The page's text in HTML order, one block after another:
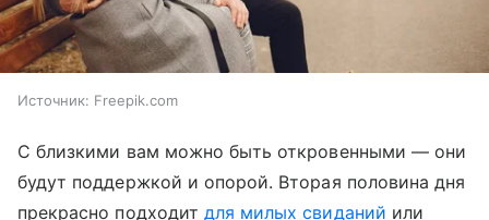
Источник: Freepik.com
С близкими вам можно быть откровенными — они
будут поддержкой и опорой. Вторая половина дня
прекрасно подходит для милых свиданий или